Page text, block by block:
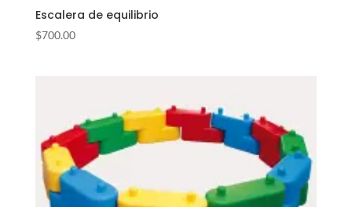
Escalera de equilibrio
$700.00